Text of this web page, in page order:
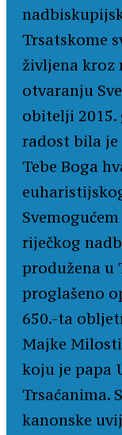
Trsatskome
življena kroz
otvaranju
obitelji 2015.
radost bila je
Tebe Boga
riječkog
produžena u
proglašeno
650.-ta
Majke
koju je papa
Trsaćanima.
kanonske